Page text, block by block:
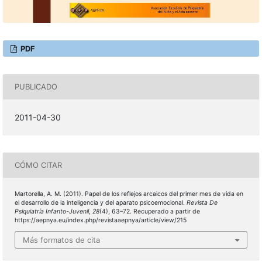
PDF
PUBLICADO
2011-04-30
CÓMO CITAR
Martorella, A. M. (2011). Papel de los reflejos arcaicos del primer mes de vida en
el desarrollo de la inteligencia y del aparato psicoemocional. Revista De
Psiquiatría Infanto-Juvenil, 28(4), 63–72. Recuperado a partir de
https://aepnya.eu/index.php/revistaaepnya/article/view/215
Más formatos de cita